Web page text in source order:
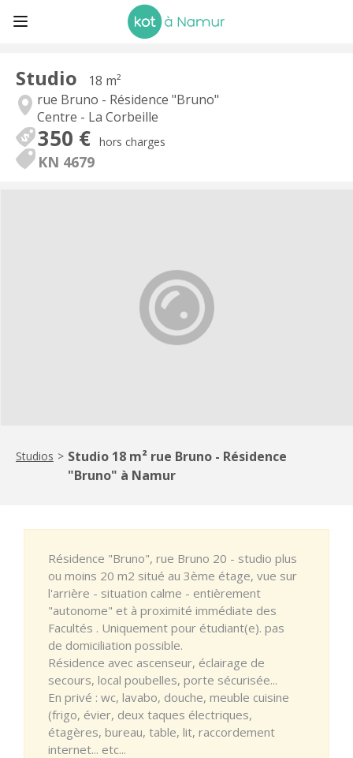
Studio
18 m²
rue Bruno - Résidence "Bruno"
Centre - La Corbeille
350 € hors charges
KN 4679
Studios > Studio 18 m² rue Bruno - Résidence
"Bruno" à Namur
Résidence "Bruno", rue Bruno 20 - studio plus
ou moins 20 m2 situé au 3ème étage, vue sur
l'arrière - situation calme - entièrement
"autonome" et à proximité immédiate des
Facultés . Uniquement pour étudiant(e). pas
de domiciliation possible.
Résidence avec ascenseur, éclairage de
secours, local poubelles, porte sécurisée...
En privé : wc, lavabo, douche, meuble cuisine
(frigo, évier, deux taques électriques,
étagères, bureau, table, lit, raccordement
internet... etc...